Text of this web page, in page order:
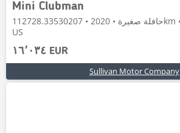
Mini Clubman
حافلة صغيرة • 2020 • 112728.33530207km • Mesa، Arizona,
US
١٦٬٠٣٤ EUR
Sullivan Motor Company